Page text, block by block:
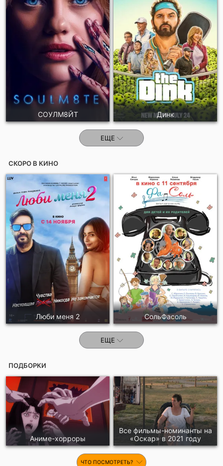
СОУЛМ8ЙТ Динк
ЕЩЕ
СКОРО В КИНО
Люби меня 2 СольФасоль
ЕЩЕ
ПОДБОРКИ
Аниме-хорроры
Все фильмы-номинанты на
«Оскар» в 2021 году
ЧТО ПОСМОТРЕТЬ?